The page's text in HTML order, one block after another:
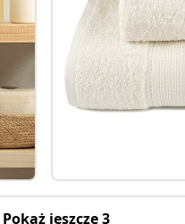
Pokaż jeszcze 3